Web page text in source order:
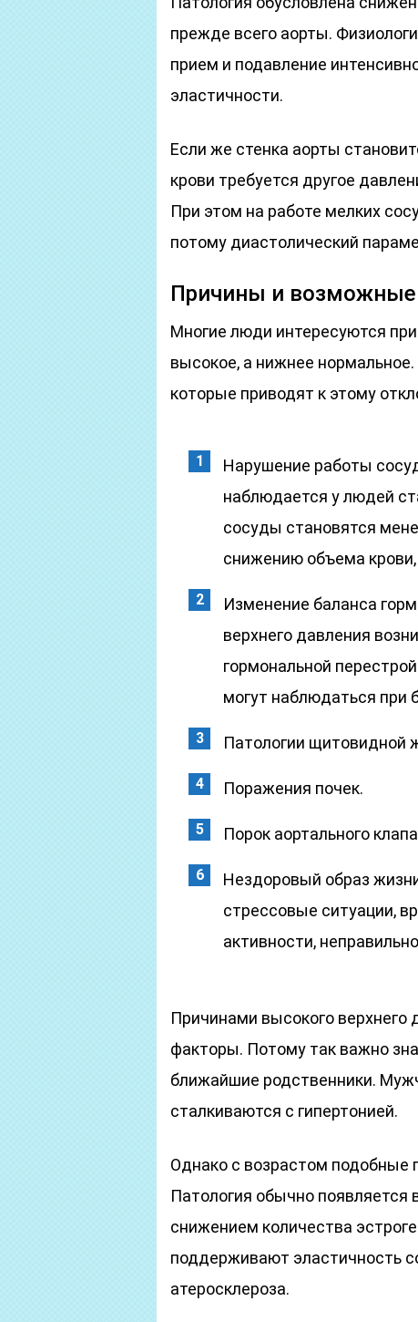
прежде всего аорты.
прием и подавление
эластичности.
Если же стенка аорты
крови требуется другое
При этом на работе мелких
потому диастолический
Причины и
Многие люди интересуются
высокое, а нижнее
которые приводят к этому
Нарушение работы
наблюдается у людей
сосуды становятся
снижению объема
Изменение баланса
верхнего давления
гормональной
могут наблюдаться при
Патологии щитовидной
Поражения почек.
Порок аортального
Нездоровый образ
стрессовые ситуации,
активности,
Причинами высокого
факторы. Потому так важно
ближайшие родственники.
сталкиваются с гипертонией.
Однако с возрастом подобные
Патология обычно появляется
снижением количества
поддерживают эластичность
атеросклероза.